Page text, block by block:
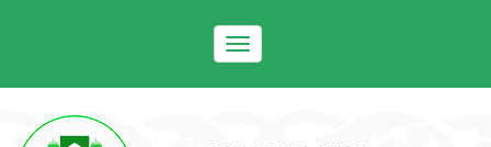
Toggle
navigation